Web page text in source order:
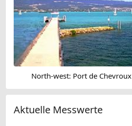
North-west: Port de Chevroux
Aktuelle Messwerte